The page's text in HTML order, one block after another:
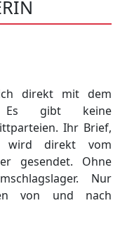
direkt mit dem
Es gibt keine
Ihr Brief,
wird direkt vom
gesendet. Ohne
Nur
von und nach